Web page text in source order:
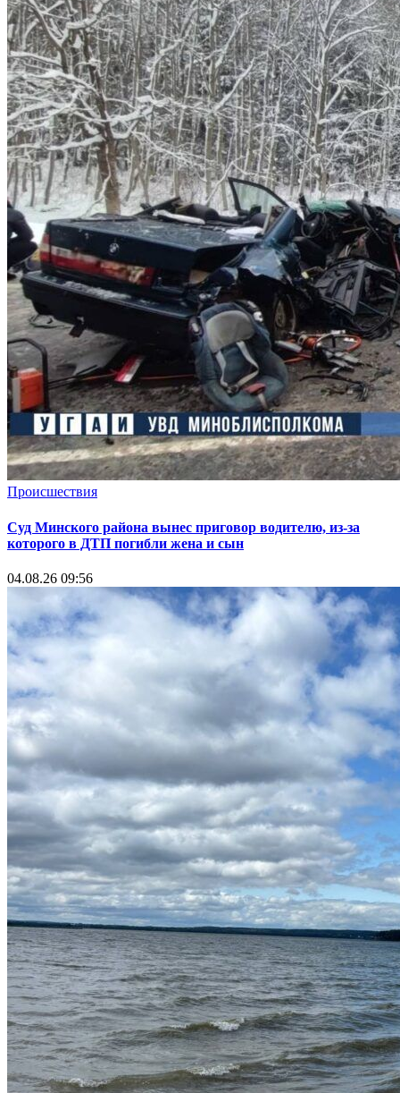
Происшествия
Суд Минского района вынес приговор водителю, из-за
которого в ДТП погибли жена и сын
04.08.26 09:56